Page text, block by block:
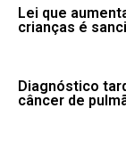
Lei que
crianças é
Diagnóstico
câncer de